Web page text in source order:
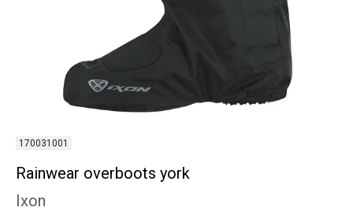
170031001
Rainwear overboots york
Ixon